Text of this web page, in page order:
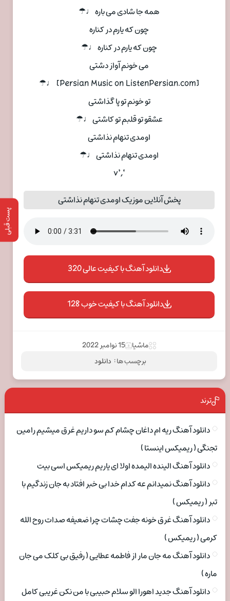
پست قبلی
همه جا شادی می باره ♩☂
چون که یارم در کناره
چون که یارم در کناره ♩☂
می خونم آواز دشتی
[Persian Music on ListenPersian.com] ♩☂
تو خونم تو پا گذاشتی
عشقو تو قلبم تو کاشتی ♩☂
اومدی تنهام نذاشتی
اومدی تنهام نذاشتی ♩☂
‘,’v
پخش آنلاین موزیک اومدی تنهام نذاشتی
دانلود آهنگ با کیفیت عالی 320
دانلود آهنگ با کیفیت خوب 128
ماشیا
15 نوامبر 2022
برچسب ها : دانلود
ترند
دانلود آهنگ ریه ام داغان چشام کم سو داریم غرق میشیم رامین
تجنگی ( ریمیکس اینستا )
دانلود آهنگ الینده الیمده اولا ای یاریم ریمیکس اسی بیت
دانلود آهنگ نمیدانم عه کدام خدا بی خبر افتاد به جان زندگیم با
تبر ( ریمیکس )
دانلود آهنگ غرق خونه جفت چشات چرا ضعیفه صدات روح الله
کرمی ( ریمیکس )
دانلود آهنگ مه جان مار از فاطمه عطایی ( رفیق بی کلک می جان
ماره )
دانلود آهنگ جدید اهورا الو سلام حبیبی با من نکن غریبی کامل